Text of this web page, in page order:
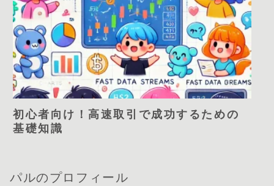
初心者向け！高速取引で成功するための
基礎知識
パルのプロフィール